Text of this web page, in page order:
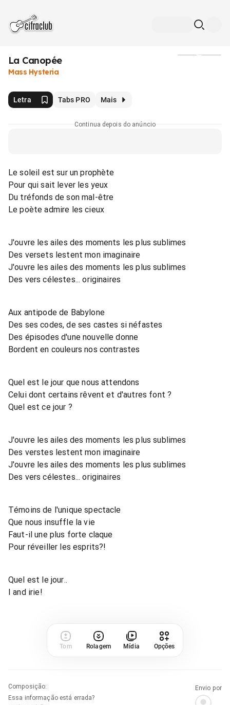
La Canopée
Mass Hysteria
Letra Tabs PRO Mais
Continua depois do anúncio
Le soleil est sur un prophète
Pour qui sait lever les yeux
Du tréfonds de son mal-être
Le poète admire les cieux
J'ouvre les ailes des moments les plus sublimes
Des versets lestent mon imaginaire
J'ouvre les ailes des moments les plus sublimes
Des vers célestes... originaires
Aux antipode de Babylone
Des ses codes, de ses castes si néfastes
Des épisodes d'une nouvelle donne
Bordent en couleurs nos contrastes
Quel est le jour que nous attendons
Celui dont certains rêvent et d'autres font ?
Quel est ce jour ?
J'ouvre les ailes des moments les plus sublimes
Des verstes lestent mon imaginaire
J'ouvre les ailes des moments les plus sublimes
Des vers célestes... originaires
Témoins de l'unique spectacle
Que nous insuffle la vie
Faut-il une plus forte claque
Pour réveiller les esprits?!
Quel est le jour..
I and irie!
Tom Rolagem Mídia Opções
Composição:
Essa informação está errada?
Envio por